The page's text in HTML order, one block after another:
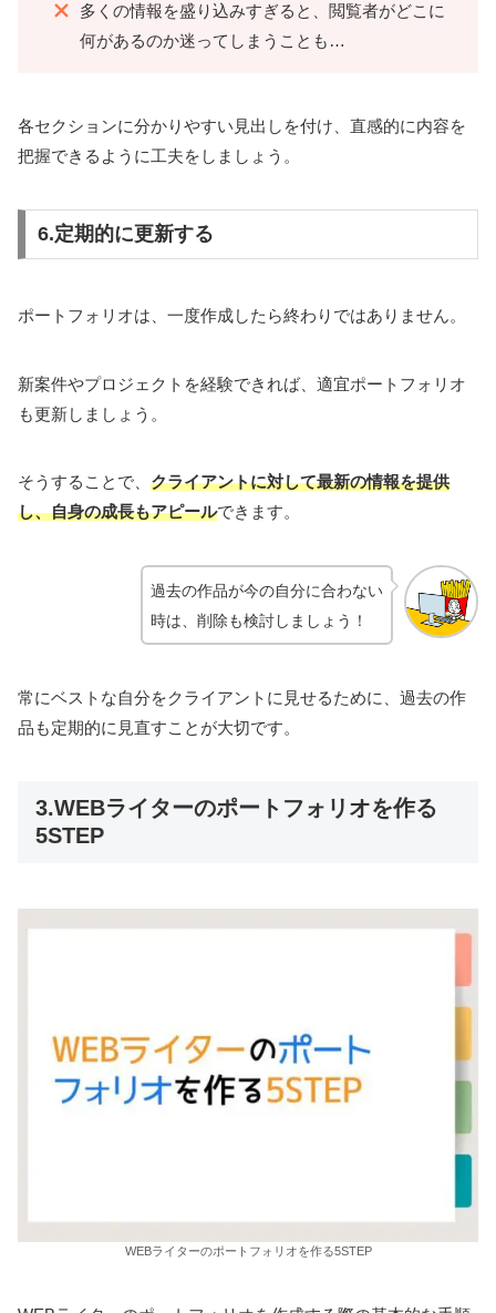
多くの情報を盛り込みすぎると、閲覧者がどこに
何があるのか迷ってしまうことも…
各セクションに分かりやすい見出しを付け、直感的に内容を
把握できるように工夫をしましょう。
6.定期的に更新する
ポートフォリオは、一度作成したら終わりではありません。
新案件やプロジェクトを経験できれば、適宜ポートフォリオ
も更新しましょう。
そうすることで、 クライアントに対して最新の情報を提供
し、自身の成長もアピールできます。
過去の作品が今の自分に合わない
時は、削除も検討しましょう！
常にベストな自分をクライアントに見せるために、過去の作
品も定期的に見直すことが大切です。
3.WEBライターのポートフォリオを作る
5STEP
WEBライターのポートフォリオを作る5STEP